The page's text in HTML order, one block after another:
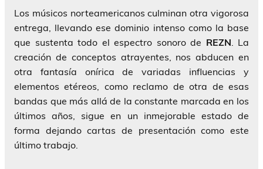
Los músicos norteamericanos culminan otra vigorosa
entrega, llevando ese dominio intenso como la base
que sustenta todo el espectro sonoro de REZN. La
creación de conceptos atrayentes, nos abducen en
otra fantasía onírica de variadas influencias y
elementos etéreos, como reclamo de otra de esas
bandas que más allá de la constante marcada en los
últimos años, sigue en un inmejorable estado de
forma dejando cartas de presentación como este
último trabajo.